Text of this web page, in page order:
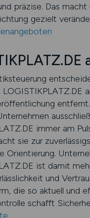
präzise. Das
gezielt
immer am
sie zur
Orientierung.
ist damit
und
die so aktuell und
schafft